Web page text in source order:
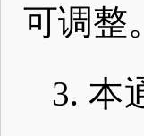
可调整。
3. 本